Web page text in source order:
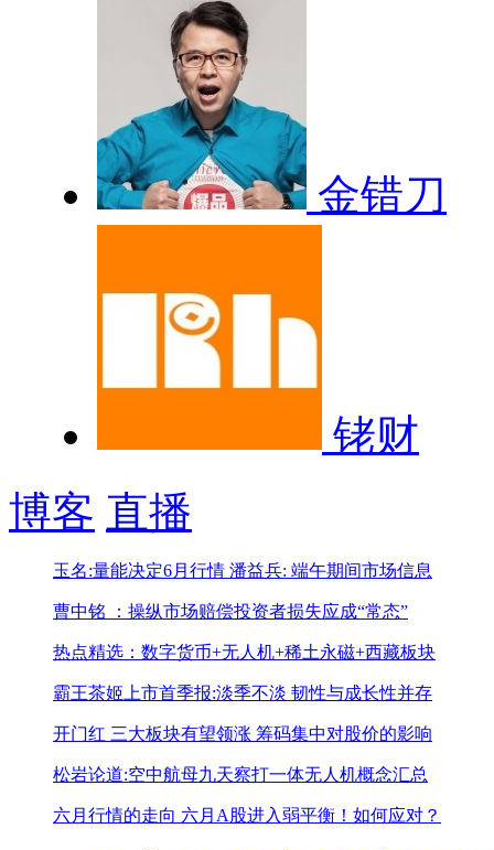
金错刀
铑财
博客 直播
玉名:量能决定6月行情 潘益兵: 端午期间市场信息
曹中铭 ：操纵市场赔偿投资者损失应成“常态”
热点精选：数字货币+无人机+稀土永磁+西藏板块
霸王茶姬上市首季报:淡季不淡 韧性与成长性并存
开门红 三大板块有望领涨 筹码集中对股价的影响
松岩论道:空中航母九天察打一体无人机概念汇总
六月行情的走向 六月A股进入弱平衡！如何应对？